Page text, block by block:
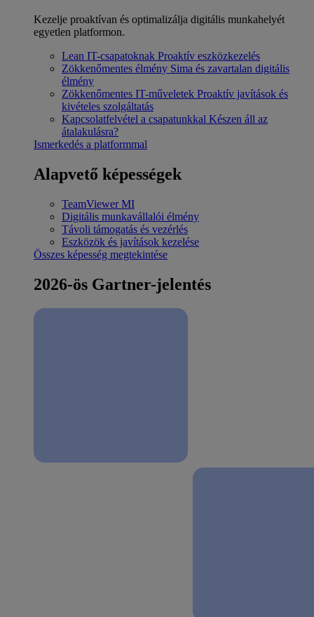
Kezelje proaktívan és optimalizálja digitális munkahelyét
egyetlen platformon.
Lean IT-csapatoknak Proaktív eszközkezelés
Zökkenőmentes élmény Sima és zavartalan digitális
élmény
Zökkenőmentes IT-műveletek Proaktív javítások és
kivételes szolgáltatás
Kapcsolatfelvétel a csapatunkkal Készen áll az
átalakulásra?
Ismerkedés a platformmal
Alapvető képességek
TeamViewer MI
Digitális munkavállalói élmény
Távoli támogatás és vezérlés
Eszközök és javítások kezelése
Összes képesség megtekintése
2026-ös Gartner-jelentés